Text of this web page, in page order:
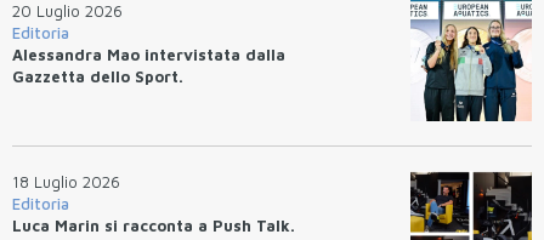
20 Luglio 2026
Editoria
Alessandra Mao intervistata dalla
Gazzetta dello Sport.
18 Luglio 2026
Editoria
Luca Marin si racconta a Push Talk.